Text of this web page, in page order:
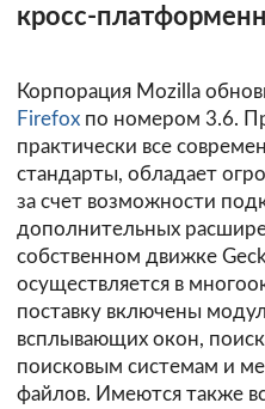
кросс-
Корпорация Mozilla
Firefox по номером 3.6.
практически все
стандарты, обладает
за счет возможности
дополнительных
собственном движке
осуществляется в
поставку включены
всплывающих окон,
поисковым системам и
файлов. Имеются также